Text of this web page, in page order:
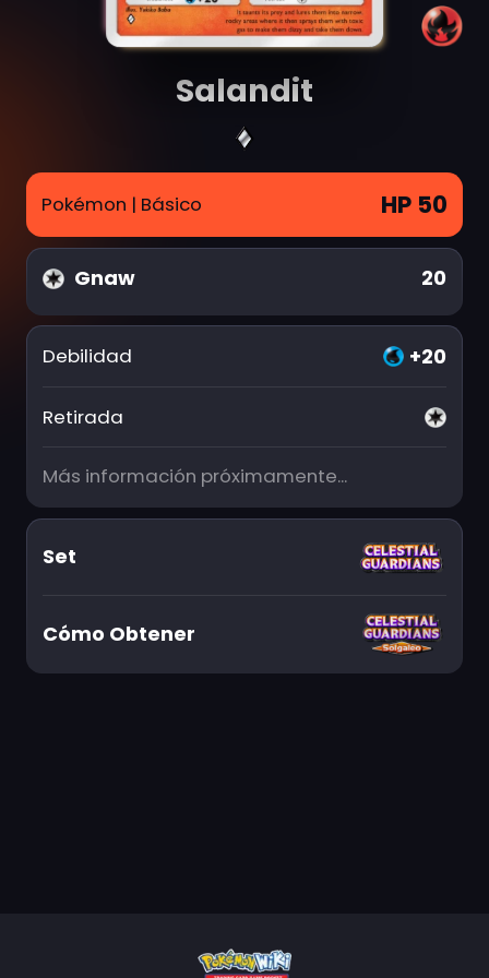
Salandit
Pokémon | Básico HP 50
Gnaw 20
Debilidad +20
Retirada
Más información próximamente...
Set
Cómo Obtener